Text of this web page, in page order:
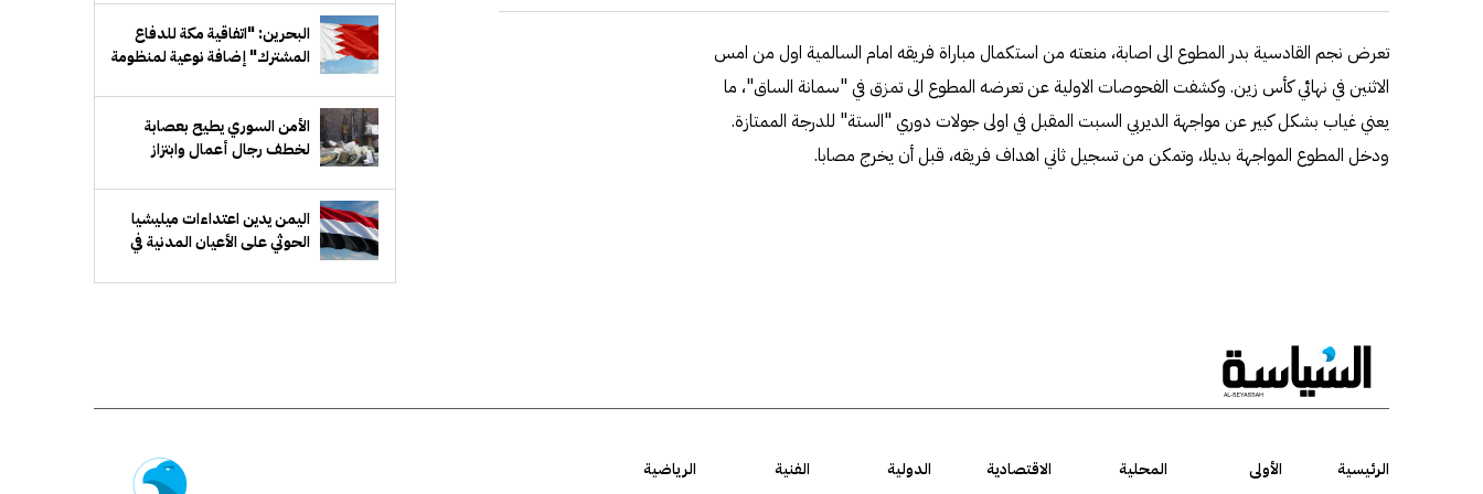
تعرض نجم القادسية بدر المطوع الى اصابة، منعته من استكمال مباراة فريقه امام السالمية اول من امس
الاثنين في نهائي كأس زين. وكشفت الفحوصات الاولية عن تعرضه المطوع الى تمزق في "سمانة الساق"، ما
يعني غياب بشكل كبير عن مواجهة الديربي السبت المقبل في اولى جولات دوري "الستة" للدرجة الممتازة.
ودخل المطوع المواجهة بديلا، وتمكن من تسجيل ثاني اهداف فريقه، قبل أن يخرج مصابا.
البحرين: "اتفاقية مكة للدفاع
المشترك" إضافة نوعية لمنظومة
الأمن السوري يطيح بعصابة
لخطف رجال أعمال وابتزاز
اليمن يدين اعتداءات ميليشيا
الحوثي على الأعيان المدنية في
الرئيسية الأولى المحلية الاقتصادية الدولية الفنية
الرياضية